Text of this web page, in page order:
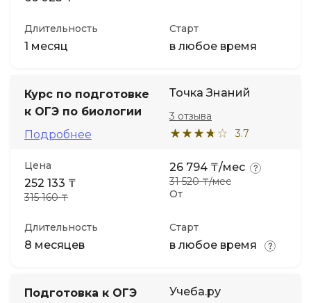
Длительность
1 месяц
Старт
в любое время
Курс по подготовке
к ОГЭ по биологии
Подробнее
Точка Знаний
3.7
3 отзыва
Цена
252 133 ₸
315 160 ₸ От
26 794 ₸/мес
31 520 ₸/мес
Длительность
8 месяцев
Старт
в любое время
Подготовка к ОГЭ
Учеба.ру